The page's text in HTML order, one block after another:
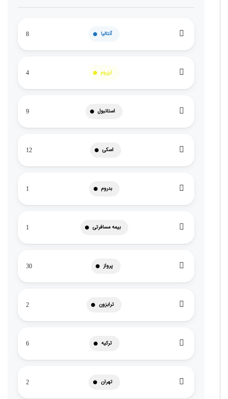
آنتالیا 8
ارزروم 4
استانبول 9
اسکی 12
بدروم 1
بیمه مسافرتی 1
پرواز 30
ترابزون 2
ترکیه 6
تهران 2